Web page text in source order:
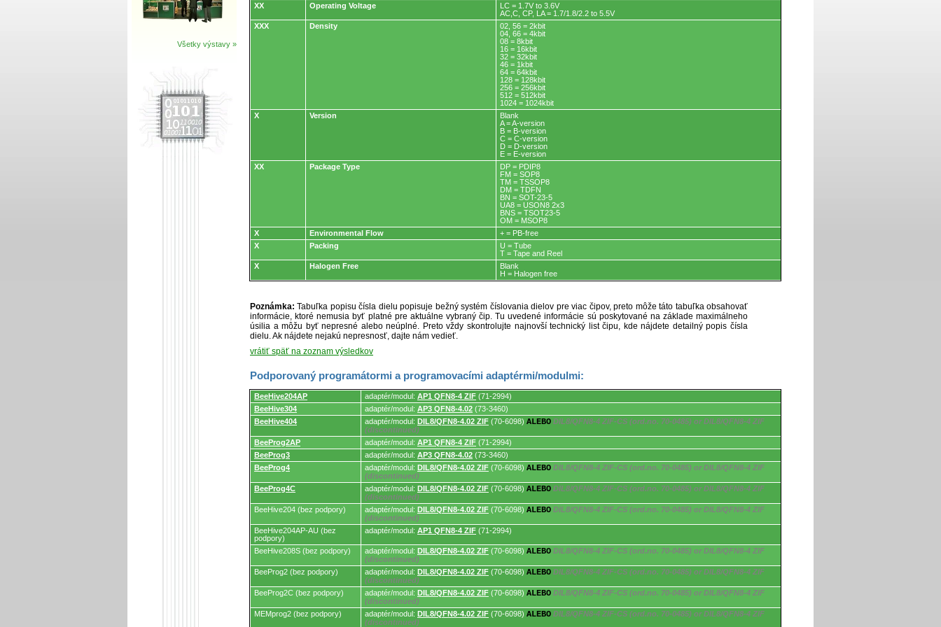
Všetky výstavy »
XX
Operating Voltage
LC = 1.7V to 3.6V
AC,C, CP, LA = 1.7/1.8/2.2 to 5.5V
XXX
Density
02, 56 = 2kbit
04, 66 = 4kbit
08 = 8kbit
16 = 16kbit
32 = 32kbit
46 = 1kbit
64 = 64kbit
128 = 128kbit
256 = 256kbit
512 = 512kbit
1024 = 1024kbit
X
Version
Blank
A = A-version
B = B-version
C = C-version
D = D-version
E = E-version
XX
Package Type
DP = PDIP8
FM = SOP8
TM = TSSOP8
DM = TDFN
BN = SOT-23-5
UA8 = USON8 2x3
BNS = TSOT23-5
OM = MSOP8
X
Environmental Flow
+ = PB-free
X
Packing
U = Tube
T = Tape and Reel
X
Halogen Free
Blank
H = Halogen free
Poznámka: Tabuľka popisu čísla dielu popisuje bežný systém číslovania dielov pre viac čipov, preto môže táto tabuľka obsahovať
informácie, ktoré nemusia byť platné pre aktuálne vybraný čip. Tu uvedené informácie sú poskytované na základe maximálneho
úsilia a môžu byť nepresné alebo neúplné. Preto vždy skontrolujte najnovší technický list čipu, kde nájdete detailný popis čísla
dielu. Ak nájdete nejakú nepresnosť, dajte nám vedieť.
vrátiť späť na zoznam výsledkov
Podporovaný programátormi a programovacími adaptérmi/modulmi:
Podporovaný
programátormi
programovacími
adaptérmi/modulmi.
BeeHive204AP adaptér/modul: AP1 QFN8-4 ZIF (71-2994)
BeeHive304
adaptér/modul: AP3 QFN8-4.02 (73-3460)
BeeHive404
adaptér/modul: DIL8/QFN8-4.02 ZIF (70-6098) ALEBO DIL8/QFN8-4 ZIF-CS (ord.no. 70-0485) or DIL8/QFN8-4 ZIF
(discontinued)
BeeProg2AP
adaptér/modul: AP1 QFN8-4 ZIF (71-2994)
BeeProg3
adaptér/modul: AP3 QFN8-4.02 (73-3460)
BeeProg4
adaptér/modul: DIL8/QFN8-4.02 ZIF (70-6098) ALEBO DIL8/QFN8-4 ZIF-CS (ord.no. 70-0485) or DIL8/QFN8-4 ZIF
(discontinued)
BeeProg4C
adaptér/modul: DIL8/QFN8-4.02 ZIF (70-6098) ALEBO DIL8/QFN8-4 ZIF-CS (ord.no. 70-0485) or DIL8/QFN8-4 ZIF
(discontinued)
BeeHive204 (bez podpory)
adaptér/modul: DIL8/QFN8-4.02 ZIF (70-6098) ALEBO DIL8/QFN8-4 ZIF-CS (ord.no. 70-0485) or DIL8/QFN8-4 ZIF
(discontinued)
BeeHive204AP-AU (bez
podpory)
adaptér/modul: AP1 QFN8-4 ZIF (71-2994)
BeeHive208S (bez podpory) adaptér/modul: DIL8/QFN8-4.02 ZIF (70-6098) ALEBO DIL8/QFN8-4 ZIF-CS (ord.no. 70-0485) or DIL8/QFN8-4 ZIF
(discontinued)
BeeProg2 (bez podpory)
adaptér/modul: DIL8/QFN8-4.02 ZIF (70-6098) ALEBO DIL8/QFN8-4 ZIF-CS (ord.no. 70-0485) or DIL8/QFN8-4 ZIF
(discontinued)
BeeProg2C (bez podpory)
adaptér/modul: DIL8/QFN8-4.02 ZIF (70-6098) ALEBO DIL8/QFN8-4 ZIF-CS (ord.no. 70-0485) or DIL8/QFN8-4 ZIF
(discontinued)
MEMprog2 (bez podpory)
adaptér/modul: DIL8/QFN8-4.02 ZIF (70-6098) ALEBO DIL8/QFN8-4 ZIF-CS (ord.no. 70-0485) or DIL8/QFN8-4 ZIF
(discontinued)